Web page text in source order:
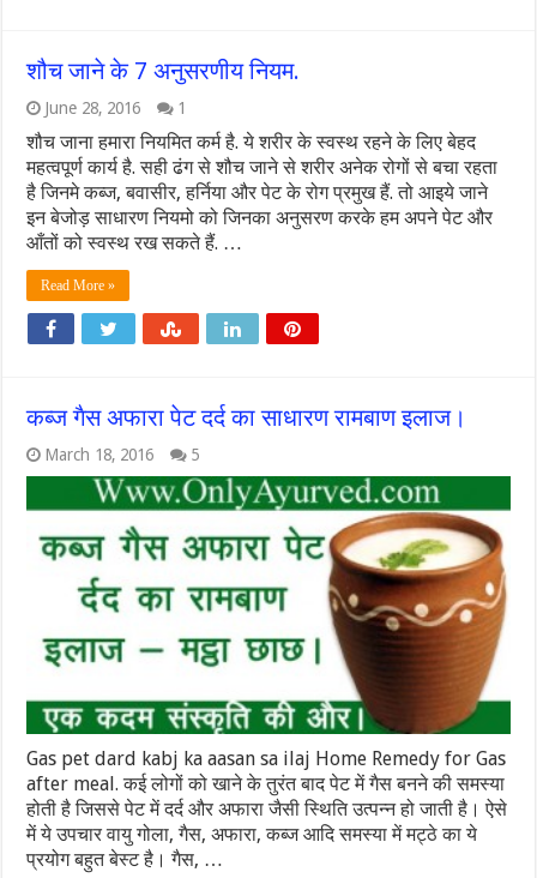
शौच जाने के 7 अनुसरणीय नियम.
June 28, 2016 1
शौच जाना हमारा नियमित कर्म है. ये शरीर के स्वस्थ रहने के लिए बेहद
महत्वपूर्ण कार्य है. सही ढंग से शौच जाने से शरीर अनेक रोगों से बचा रहता
है जिनमे कब्ज, बवासीर, हर्निया और पेट के रोग प्रमुख हैं. तो आइये जाने
इन बेजोड़ साधारण नियमो को जिनका अनुसरण करके हम अपने पेट और
आँतों को स्वस्थ रख सकते हैं. …
Read More »
कब्ज गैस अफारा पेट दर्द का साधारण रामबाण इलाज।
March 18, 2016 5
Gas pet dard kabj ka aasan sa ilaj Home Remedy for Gas
after meal. कई लोगों को खाने के तुरंत बाद पेट में गैस बनने की समस्या
होती है जिससे पेट में दर्द और अफारा जैसी स्थिति उत्पन्न हो जाती है। ऐसे
में ये उपचार वायु गोला, गैस, अफारा, कब्ज आदि समस्या में मट्ठे का ये
प्रयोग बहुत बेस्ट है। गैस, …